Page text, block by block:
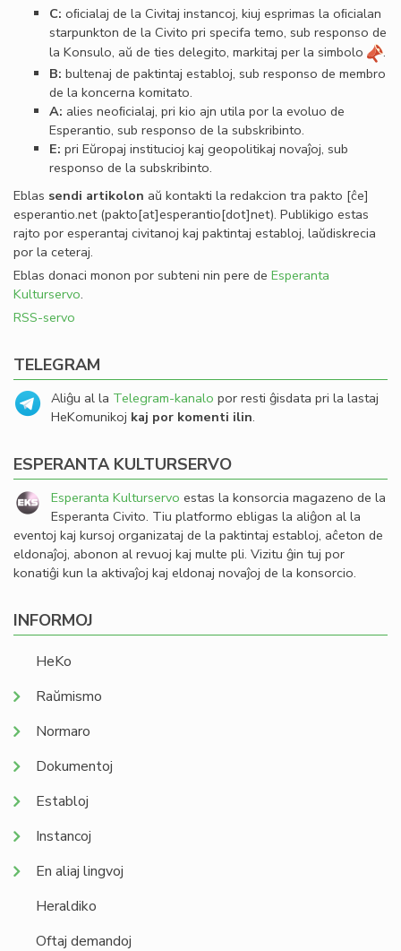
C: oﬁcialaj de la Civitaj instancoj, kiuj esprimas la oﬁcialan
starpunkton de la Civito pri specifa temo, sub responso de
la Konsulo, aŭ de ties delegito, markitaj per la simbolo
.
B: bultenaj de paktintaj establoj, sub responso de membro
de la koncerna komitato.
A: alies neoﬁcialaj, pri kio ajn utila por la evoluo de
Esperantio, sub responso de la subskribinto.
E: pri Eŭropaj institucioj kaj geopolitikaj novaĵoj, sub
responso de la subskribinto.
Eblas sendi artikolon aŭ kontakti la redakcion tra pakto [ĉe]
esperantio.net(pakto[at]esperantio[dot]net). Publikigo estas
rajto por esperantaj civitanoj kaj paktintaj establoj, laŭdiskrecia
por la ceteraj.
Eblas donaci monon por subteni nin pere de Esperanta
Kulturservo.
RSS-servo
TELEGRAM
Aliĝu al la Telegram-kanalo por resti ĝisdata pri la lastaj
HeKomunikoj kaj por komenti ilin.
ESPERANTA KULTURSERVO
Esperanta Kulturservo estas la konsorcia magazeno de la
Esperanta Civito. Tiu platformo ebligas la aliĝon al la
eventoj kaj kursoj organizataj de la paktintaj establoj, aĉeton de
eldonaĵoj, abonon al revuoj kaj multe pli. Vizitu ĝin tuj por
konatiĝi kun la aktivaĵoj kaj eldonaj novaĵoj de la konsorcio.
INFORMOJ
HeKo
Raŭmismo
Normaro
Dokumentoj
Establoj
Instancoj
En aliaj lingvoj
Heraldiko
Oftaj demandoj